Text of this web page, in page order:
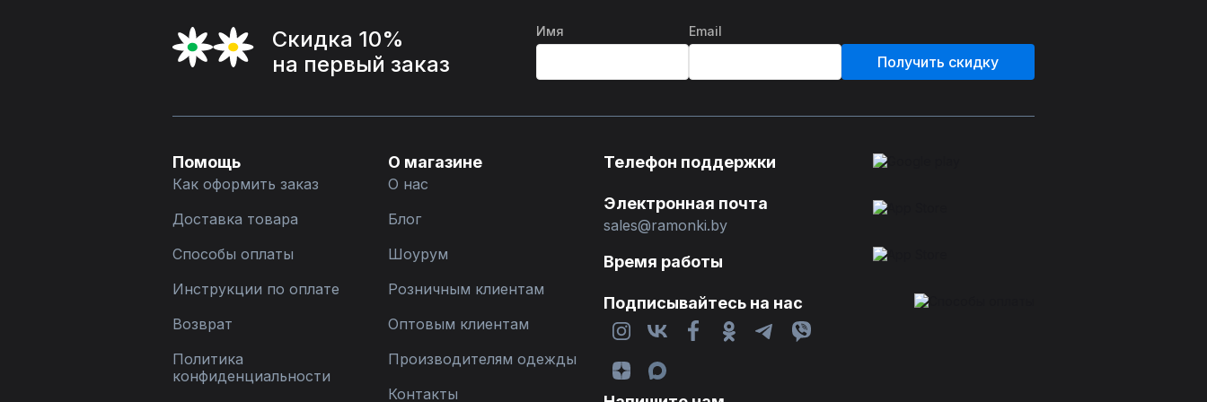
Скидка 10%
на первый заказ
Имя Email
Получить скидку
Помощь
Как оформить заказ
Доставка товара
Способы оплаты
Инструкции по оплате
Возврат
Политика
конфиденциальности
О магазине
О нас
Блог
Шоурум
Розничным клиентам
Оптовым клиентам
Производителям одежды
Контакты
Телефон поддержки
Электронная почта
sales@ramonki.by
Время работы
Подписывайтесь на нас